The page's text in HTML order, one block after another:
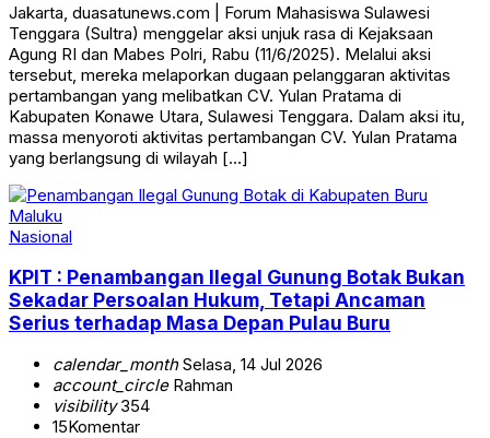
Jakarta, duasatunews.com | Forum Mahasiswa Sulawesi
Tenggara (Sultra) menggelar aksi unjuk rasa di Kejaksaan
Agung RI dan Mabes Polri, Rabu (11/6/2025). Melalui aksi
tersebut, mereka melaporkan dugaan pelanggaran aktivitas
pertambangan yang melibatkan CV. Yulan Pratama di
Kabupaten Konawe Utara, Sulawesi Tenggara. Dalam aksi itu,
massa menyoroti aktivitas pertambangan CV. Yulan Pratama
yang berlangsung di wilayah […]
Nasional
KPIT : Penambangan Ilegal Gunung Botak Bukan
Sekadar Persoalan Hukum, Tetapi Ancaman
Serius terhadap Masa Depan Pulau Buru
calendar_monthSelasa, 14 Jul 2026
account_circleRahman
visibility354
15Komentar